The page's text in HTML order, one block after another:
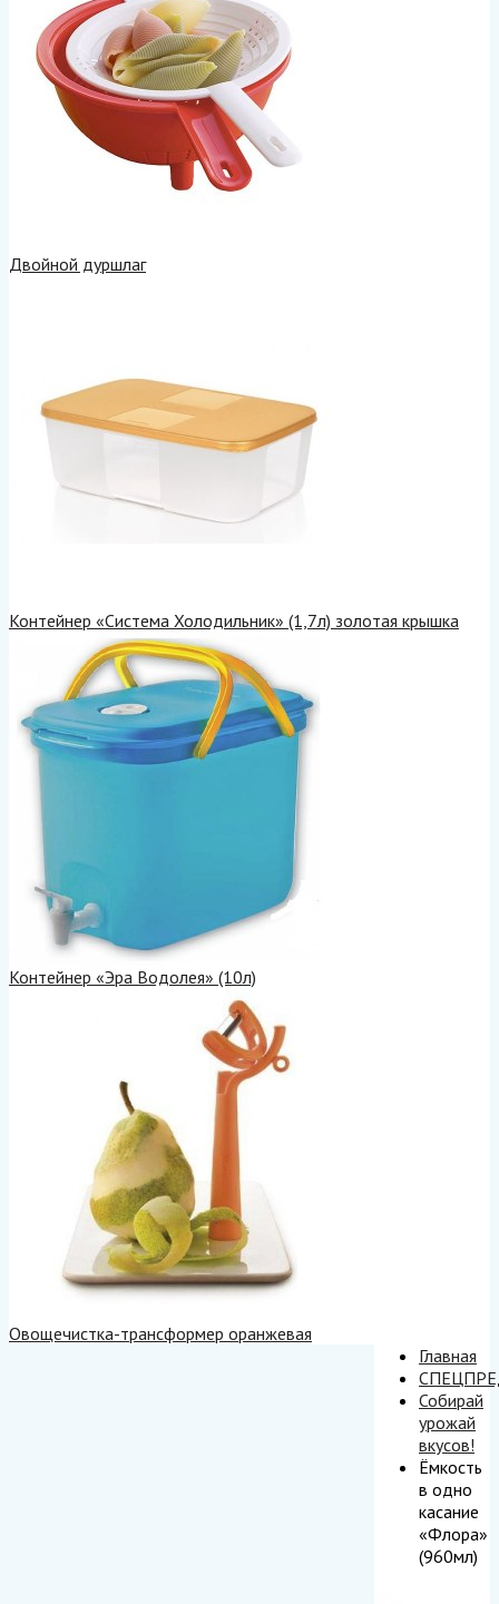
Двойной дуршлаг
Контейнер «Система Холодильник» (1,7л) золотая крышка
Контейнер «Эра Водолея» (10л)
Овощечистка-трансформер оранжевая
Главная
Собирай
урожай
вкусов!
Ёмкость
в одно
касание
«Флора»
(960мл)